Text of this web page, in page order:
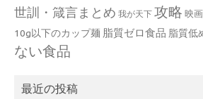
世訓・箴言まとめ 我が天下 攻略 映画
10g以下のカップ麺 脂質ゼロ食品 脂質低
ない食品
最近の投稿